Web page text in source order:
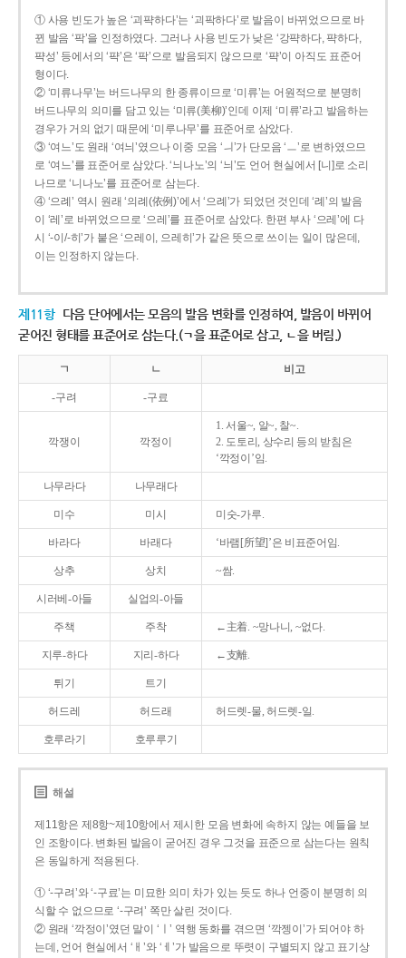
① 사용 빈도가 높은 ‘괴퍅하다’는 ‘괴팍하다’로 발음이 바뀌었으므로 바
뀐 발음 ‘팍’을 인정하였다. 그러나 사용 빈도가 낮은 ‘강퍅하다, 퍅하다,
퍅성’ 등에서의 ‘퍅’은 ‘팍’으로 발음되지 않으므로 ‘퍅’이 아직도 표준어
형이다.
② ‘미류나무’는 버드나무의 한 종류이므로 ‘미류’는 어원적으로 분명히
버드나무의 의미를 담고 있는 ‘미류(美柳)’인데 이제 ‘미류’라고 발음하는
경우가 거의 없기 때문에 ‘미루나무’를 표준어로 삼았다.
③ ‘여느’도 원래 ‘여늬’였으나 이중 모음 ‘ㅢ’가 단모음 ‘ㅡ’로 변하였으므
로 ‘여느’를 표준어로 삼았다. ‘늬나노’의 ‘늬’도 언어 현실에서 [니]로 소리
나므로 ‘니나노’를 표준어로 삼는다.
④ ‘으례’ 역시 원래 ‘의례(依例)’에서 ‘으례’가 되었던 것인데 ‘례’의 발음
이 ‘레’로 바뀌었으므로 ‘으레’를 표준어로 삼았다. 한편 부사 ‘으레’에 다
시 ‘-이/-히’가 붙은 ‘으레이, 으레히’가 같은 뜻으로 쓰이는 일이 많은데,
이는 인정하지 않는다.
제11항 다음 단어에서는 모음의 발음 변화를 인정하여, 발음이 바뀌어
굳어진 형태를 표준어로 삼는다.(ㄱ을 표준어로 삼고, ㄴ을 버림.)
ㄱ ㄴ 비고
-구려 -구료
깍쟁이 깍정이
1. 서울~, 알~, 찰~.
2. 도토리, 상수리 등의 받침은
‘깍정이’임.
나무라다 나무래다
미수 미시 미숫-가루.
바라다 바래다 ‘바램[所望]’은 비표준어임.
상추 상치 ~쌈.
시러베-아들 실업의-아들
주책 주착 ←主着. ~망나니, ~없다.
지루-하다 지리-하다 ←支離.
튀기 트기
허드레 허드래 허드렛-물, 허드렛-일.
호루라기 호루루기
해설
제11항은 제8항~제10항에서 제시한 모음 변화에 속하지 않는 예들을 보
인 조항이다. 변화된 발음이 굳어진 경우 그것을 표준으로 삼는다는 원칙
은 동일하게 적용된다.
① ‘-구려’와 ‘-구료’는 미묘한 의미 차가 있는 듯도 하나 언중이 분명히 의
식할 수 없으므로 ‘-구려’ 쪽만 살린 것이다.
② 원래 ‘깍정이’였던 말이 ‘ㅣ’ 역행 동화를 겪으면 ‘깍젱이’가 되어야 하
는데, 언어 현실에서 ‘ㅐ’와 ‘ㅔ’가 발음으로 뚜렷이 구별되지 않고 표기상